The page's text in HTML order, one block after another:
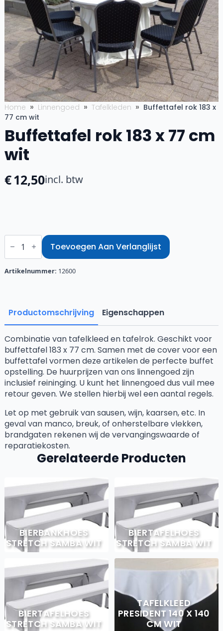
Home Linnengoed Tafelkleden
Buffettafel rok 183 x
77 cm wit
Buffettafel rok 183 x 77 cm
wit
€12,50incl. btw
Buffettafel
rok
x
77
Toevoegen Aan Verlanglijst
Artikelnummer: 12600
Productomschrijving Eigenschappen
Combinatie van tafelkleed en tafelrok. Geschikt voor
buffettafel 183 x 77 cm. Samen met de cover voor een
buffettafel vormen deze artikelen de perfecte buffet
opstelling. De huurprijzen van ons linnengoed zijn
inclusief reininging. U kunt het linnengoed dus vuil mee
retour geven. We stellen hierbij wel een aantal regels.
Let op met gebruik van sausen, wijn, kaarsen, etc. In
geval van manco, breuk, of onherstelbare vlekken,
brandgaten rekenen wij de vervangingswaarde of
reparatiekosten.
Gerelateerde Producten
BIERBANKHOES
STRETCH SAMBA WIT
BIERTAFELHOES
STRETCH SAMBA WIT
BIERTAFELHOES
STRETCH SAMBA WIT
TAFELKLEED
PRESIDENT 140 X 140
CM WIT